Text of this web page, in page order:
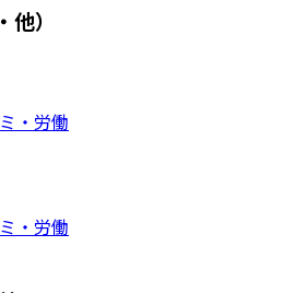
）
・労働
・労働